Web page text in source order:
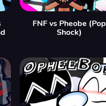
FNF vs Pheobe (Pop
Shock)